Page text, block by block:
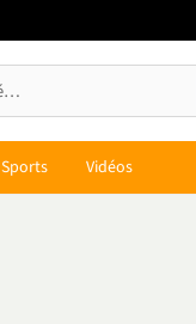
Sports Vidéos